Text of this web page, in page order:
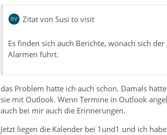
Zitat von Susi to visit
Es finden sich auch Berichte, wonach sich
Alarmen führt.
das Problem hatte ich auch schon. Damals
sie mit Outlook. Wenn Termine in Outlook
auch bei mir auch die Erinnerungen.
Jetzt liegen die Kalender bei 1und1 und ich